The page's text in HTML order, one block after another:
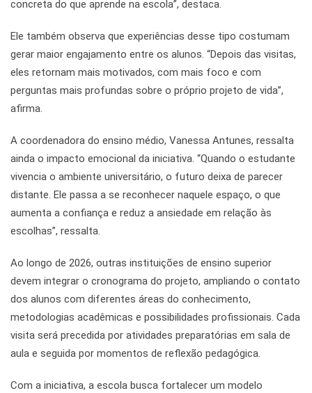
concreta do que aprende na escola”, destaca.
Ele também observa que experiências desse tipo costumam
gerar maior engajamento entre os alunos. “Depois das visitas,
eles retornam mais motivados, com mais foco e com
perguntas mais profundas sobre o próprio projeto de vida”,
afirma.
A coordenadora do ensino médio, Vanessa Antunes, ressalta
ainda o impacto emocional da iniciativa. “Quando o estudante
vivencia o ambiente universitário, o futuro deixa de parecer
distante. Ele passa a se reconhecer naquele espaço, o que
aumenta a confiança e reduz a ansiedade em relação às
escolhas”, ressalta.
Ao longo de 2026, outras instituições de ensino superior
devem integrar o cronograma do projeto, ampliando o contato
dos alunos com diferentes áreas do conhecimento,
metodologias acadêmicas e possibilidades profissionais. Cada
visita será precedida por atividades preparatórias em sala de
aula e seguida por momentos de reflexão pedagógica.
Com a iniciativa, a escola busca fortalecer um modelo